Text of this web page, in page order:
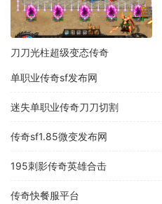
刀刀光柱超级变态传奇
单职业传奇sf发布网
迷失单职业传奇刀刀切割
传奇sf1.85微变发布网
195刺影传奇英雄合击
传奇快餐服平台